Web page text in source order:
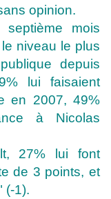
opinion.
mois
niveau le plus
depuis
lui faisaient
en 2007, 49%
à Nicolas
27% lui font
de 3 points, et
(-1).